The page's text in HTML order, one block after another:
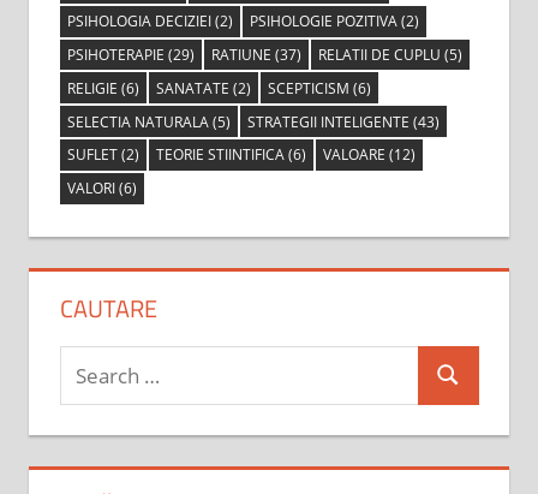
PSIHOLOGIA DECIZIEI(2) PSIHOLOGIE POZITIVA(2)
PSIHOTERAPIE (29) RATIUNE (37) RELATII DE CUPLU (5)
RELIGIE (6) SANATATE (2) SCEPTICISM (6)
SELECTIA NATURALA(5) STRATEGII INTELIGENTE (43)
SUFLET(2) TEORIE STIINTIFICA(6) VALOARE (12)
VALORI(6)
CAUTARE
Search